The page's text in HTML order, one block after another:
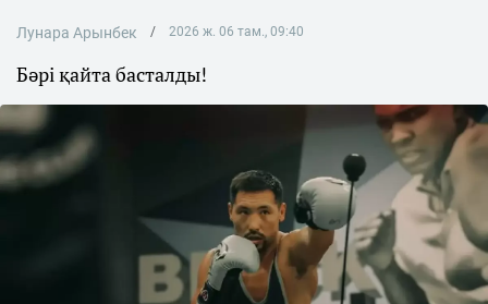
Лунара Арынбек 2026 ж. 06 там., 09:40
Бәрі қайта басталды!